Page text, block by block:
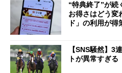
“特典終了”が
お得さはどう
ド」の利用が得
【SNS騒然】3
トが異常すぎる